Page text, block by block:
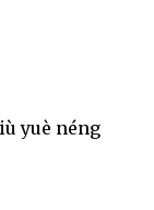
yuè néng